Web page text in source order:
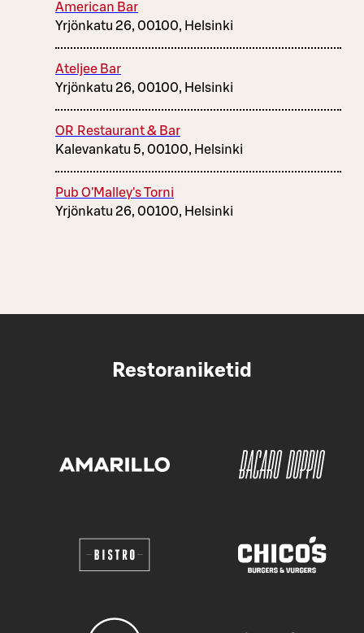
American Bar
Yrjönkatu 26, 00100, Helsinki
Ateljee Bar
Yrjönkatu 26, 00100, Helsinki
OR Restaurant & Bar
Kalevankatu 5, 00100, Helsinki
Pub O'Malley's Torni
Yrjönkatu 26, 00100, Helsinki
Restoraniketid